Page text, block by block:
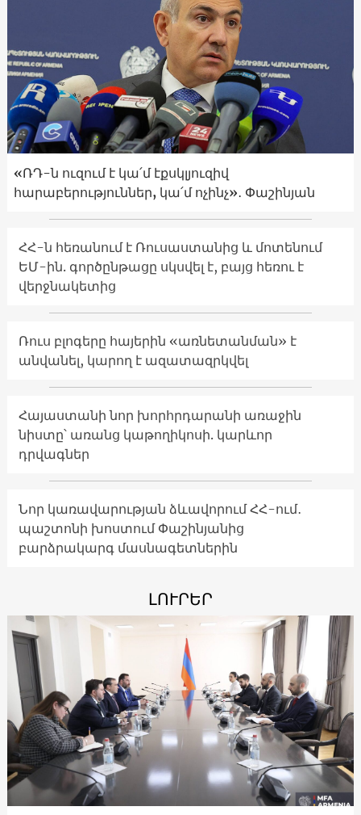
«ՌԴ-ն ուզում է կա՛մ էքսկլյուզիվ
հարաբերություններ, կա՛մ ոչինչ»․ Փաշինյան
ՀՀ-ն հեռանում է Ռուսաստանից և մոտենում
ԵՄ-ին. գործընթացը սկսվել է, բայց հեռու է
վերջնակետից
Ռուս բլոգերը հայերին «առնետանման» է
անվանել, կարող է ազատազրկվել
Հայաստանի նոր խորհրդարանի առաջին
նիստը՝ առանց կաթողիկոսի. կարևոր
դրվագներ
Նոր կառավարության ձևավորում ՀՀ-ում․
պաշտոնի խոստում Փաշինյանից
բարձրակարգ մասնագետներին
ԼՈՒՐԵՐ